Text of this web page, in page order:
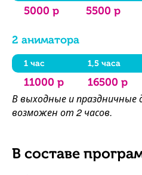
5000 р 5500 р
2 аниматора
1 час 1,5 часа
11000 р 16500 р
В выходные и праздничные
возможен от 2 часов.
В составе